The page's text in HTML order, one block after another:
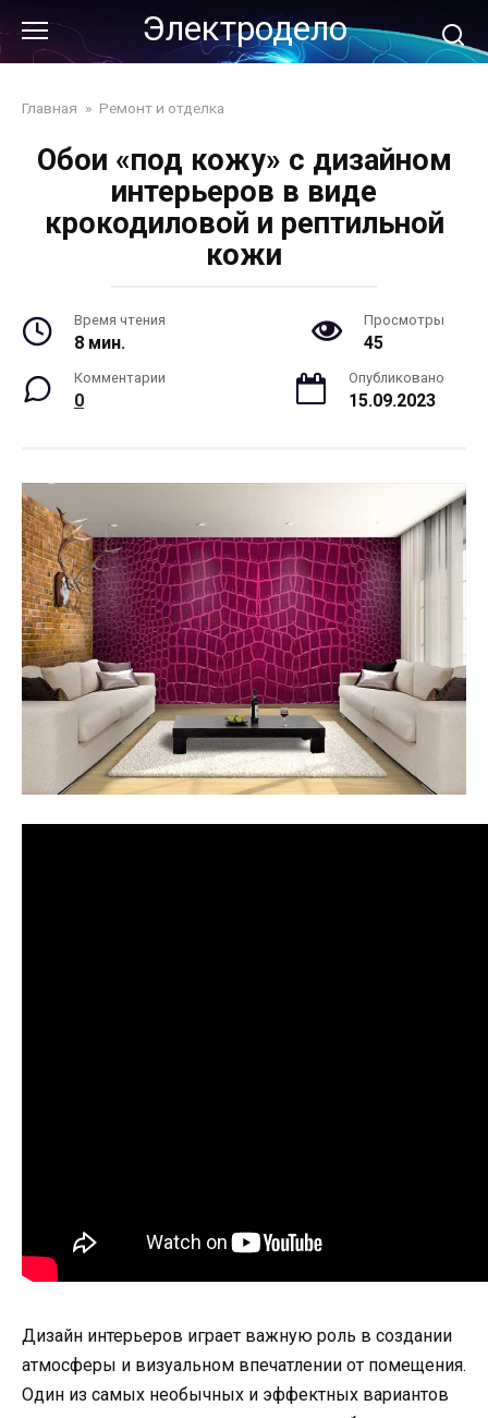
к
контенту
Электродело
Главная » Ремонт и отделка
Обои «под кожу» с дизайном
интерьеров в виде
крокодиловой и рептильной
кожи
Время чтения
8 мин.
Просмотры
45
Комментарии
0
Опубликовано
15.09.2023
Дизайн интерьеров играет важную роль в создании
атмосферы и визуальном впечатлении от помещения.
Один из самых необычных и эффектных вариантов